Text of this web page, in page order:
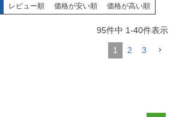
レビュー順 価格が安い順 価格が高い順
95件中 1-40件表示
1 2 3